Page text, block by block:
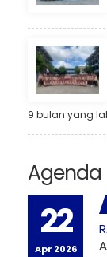
9 bulan yang
Agenda
22
Apr 2026